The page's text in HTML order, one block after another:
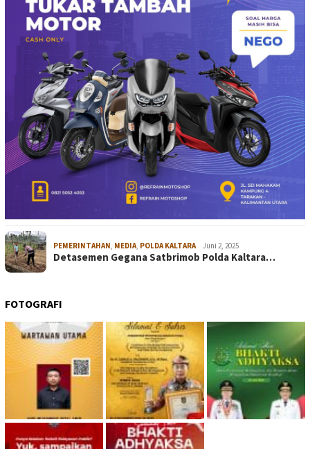
PEMERINTAHAN, MEDIA, POLDA KALTARA Juni 2, 2025
Detasemen Gegana Satbrimob Polda Kaltara…
FOTOGRAFI